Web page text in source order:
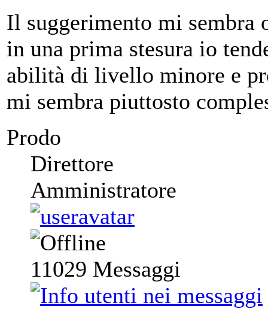
Il suggerimento mi
in una prima stesura io
abilità di livello minore e
mi sembra piuttosto
Prodo
Direttore
Amministratore
11029 Messaggi